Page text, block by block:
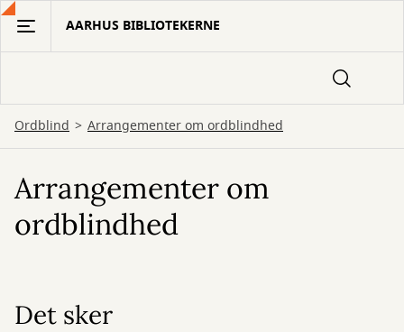
Gå
hovedindhold
AARHUS BIBLIOTEKERNE
Ordblind Arrangementer om ordblindhed
Arrangementer om
ordblindhed
Det sker